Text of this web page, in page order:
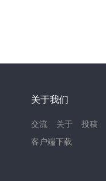
关于我们
交流 关于
投稿
客户端下载